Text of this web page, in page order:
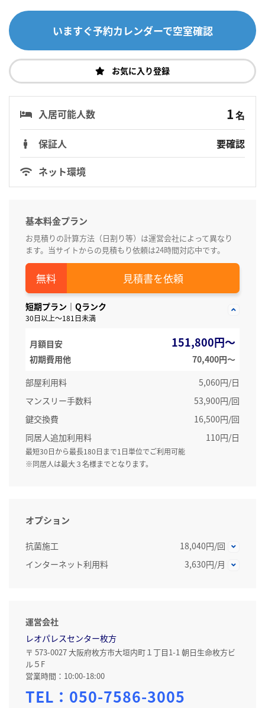
いますぐ予約カレンダーで空室確認
お気に入り登録
入居可能人数 1名
保証人
要確認
ネット環境
基本料金プラン
お見積りの計算方法（日割り等）は運営会社によって異なり
ます。当サイトからの見積もり依頼は24時間対応中です。
見積書を依頼
短期プラン｜Qランク
30日以上～181日未満
月額目安 151,800円～
初期費用他
70,400円〜
部屋利用料
5,060円/日
マンスリー手数料
53,900円/回
鍵交換費
16,500円/回
同居人追加利用料
110円/日
最短30日から最長180日まで1日単位でご利用可能
※同居人は最大３名様までとなります。
オプション
抗菌施工
18,040円/回
インターネット利用料
3,630円/月
運営会社
レオパレスセンター枚方
〒 573-0027 大阪府枚方市大垣内町１丁目1-1 朝日生命枚方ビ
ル５F
営業時間：10:00-18:00
TEL： 050-7586-3005